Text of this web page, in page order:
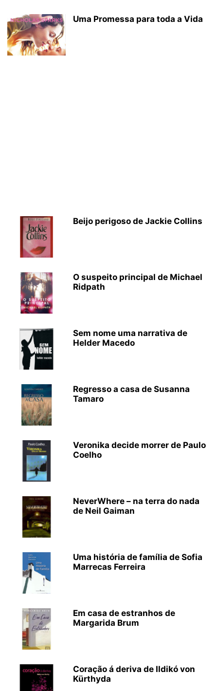
Uma Promessa para toda a Vida
Beijo perigoso de Jackie Collins
O suspeito principal de Michael
Ridpath
Sem nome uma narrativa de
Helder Macedo
Regresso a casa de Susanna
Tamaro
Veronika decide morrer de Paulo
Coelho
NeverWhere – na terra do nada
de Neil Gaiman
Uma história de família de Sofia
Marrecas Ferreira
Em casa de estranhos de
Margarida Brum
Coração á deriva de Ildikó von
Kürthyda